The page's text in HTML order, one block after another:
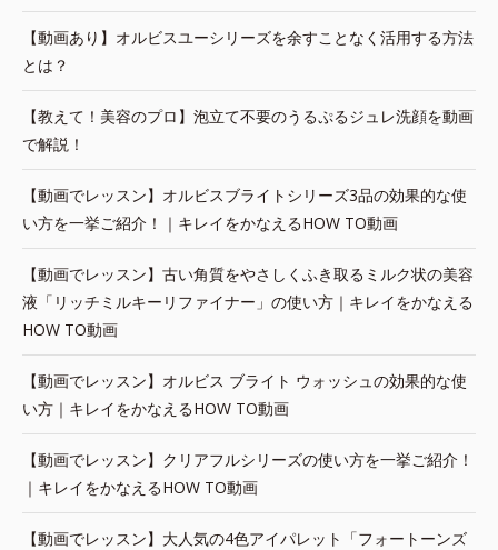
【動画あり】オルビスユーシリーズを余すことなく活用する方法
とは？
【教えて！美容のプロ】泡立て不要のうるぷるジュレ洗顔を動画
で解説！
【動画でレッスン】オルビスブライトシリーズ3品の効果的な使
い方を一挙ご紹介！｜キレイをかなえるHOW TO動画
【動画でレッスン】古い角質をやさしくふき取るミルク状の美容
液「リッチミルキーリファイナー」の使い方｜キレイをかなえる
HOW TO動画
【動画でレッスン】オルビス ブライト ウォッシュの効果的な使
い方｜キレイをかなえるHOW TO動画
【動画でレッスン】クリアフルシリーズの使い方を一挙ご紹介！
｜キレイをかなえるHOW TO動画
【動画でレッスン】大人気の4色アイパレット「フォートーンズ